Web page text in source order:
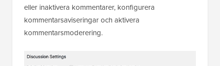
eller inaktivera kommentarer, konfigurera
kommentarsaviseringar och aktivera
kommentarsmoderering.